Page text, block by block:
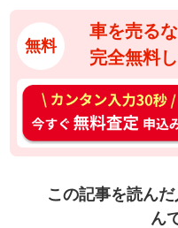
無料
車を売る
完全無料
カ
ン
タ
この記事を読ん
ん